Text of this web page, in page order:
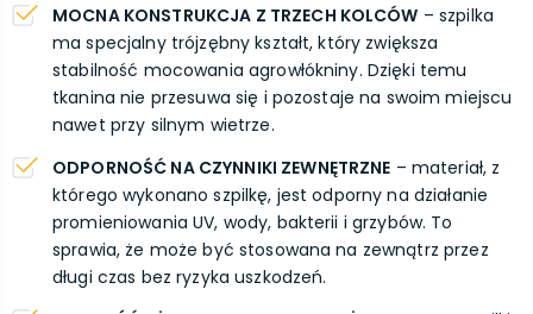
MOCNA KONSTRUKCJA Z TRZECH KOLCÓW – szpilka
ma specjalny trójzębny kształt, który zwiększa
stabilność mocowania agrowłókniny. Dzięki temu
tkanina nie przesuwa się i pozostaje na swoim miejscu
nawet przy silnym wietrze.
ODPORNOŚĆ NA CZYNNIKI ZEWNĘTRZNE – materiał, z
którego wykonano szpilkę, jest odporny na działanie
promieniowania UV, wody, bakterii i grzybów. To
sprawia, że może być stosowana na zewnątrz przez
długi czas bez ryzyka uszkodzeń.